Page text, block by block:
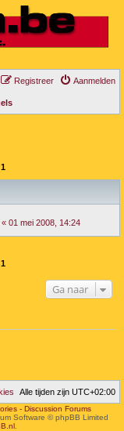
Aanmelden
Registreer
1
« 01 mei 2008, 14:24
1
Ga naar
Alle tijden zijn UTC+02:00
- Discussion Forums
Software © phpBB Limited